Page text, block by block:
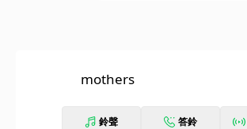
mothers
鈴聲 答鈴